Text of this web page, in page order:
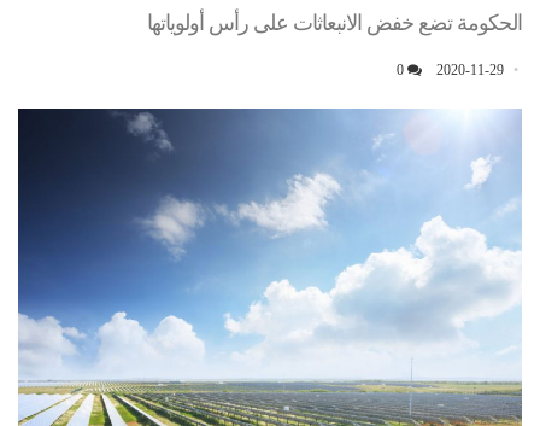
الحكومة تضع خفض الانبعاثات على رأس أولوياتها
2020-11-29
0